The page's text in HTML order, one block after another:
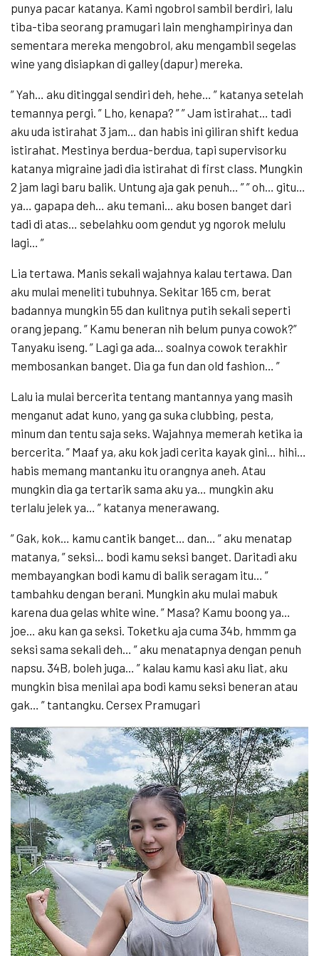
punya pacar katanya. Kami ngobrol sambil berdiri, lalu
tiba-tiba seorang pramugari lain menghampirinya dan
sementara mereka mengobrol, aku mengambil segelas
wine yang disiapkan di galley (dapur) mereka.
” Yah… aku ditinggal sendiri deh, hehe… ” katanya setelah
temannya pergi. ” Lho, kenapa? ” ” Jam istirahat… tadi
aku uda istirahat 3 jam… dan habis ini giliran shift kedua
istirahat. Mestinya berdua-berdua, tapi supervisorku
katanya migraine jadi dia istirahat di first class. Mungkin
2 jam lagi baru balik. Untung aja gak penuh… ” ” oh… gitu…
ya… gapapa deh… aku temani… aku bosen banget dari
tadi di atas… sebelahku oom gendut yg ngorok melulu
lagi… ”
Lia tertawa. Manis sekali wajahnya kalau tertawa. Dan
aku mulai meneliti tubuhnya. Sekitar 165 cm, berat
badannya mungkin 55 dan kulitnya putih sekali seperti
orang jepang. ” Kamu beneran nih belum punya cowok?”
Tanyaku iseng. ” Lagi ga ada… soalnya cowok terakhir
membosankan banget. Dia ga fun dan old fashion… ”
Lalu ia mulai bercerita tentang mantannya yang masih
menganut adat kuno, yang ga suka clubbing, pesta,
minum dan tentu saja seks. Wajahnya memerah ketika ia
bercerita. ” Maaf ya, aku kok jadi cerita kayak gini… hihi…
habis memang mantanku itu orangnya aneh. Atau
mungkin dia ga tertarik sama aku ya… mungkin aku
terlalu jelek ya… ” katanya menerawang.
” Gak, kok… kamu cantik banget… dan… ” aku menatap
matanya, ” seksi… bodi kamu seksi banget. Daritadi aku
membayangkan bodi kamu di balik seragam itu… ”
tambahku dengan berani. Mungkin aku mulai mabuk
karena dua gelas white wine. ” Masa? Kamu boong ya…
joe… aku kan ga seksi. Toketku aja cuma 34b, hmmm ga
seksi sama sekali deh… ” aku menatapnya dengan penuh
napsu. 34B, boleh juga… ” kalau kamu kasi aku liat, aku
mungkin bisa menilai apa bodi kamu seksi beneran atau
gak… ” tantangku. Cersex Pramugari